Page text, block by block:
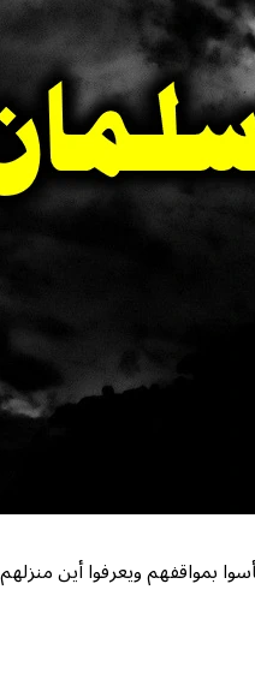
بمواقفهم ويعرفوا أين